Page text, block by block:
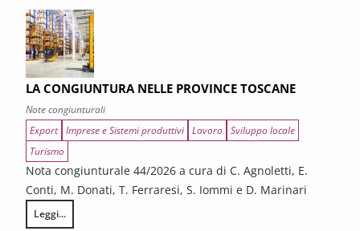
LA CONGIUNTURA NELLE PROVINCE TOSCANE
Note congiunturali
Export Imprese e Sistemi produttivi Lavoro Sviluppo locale
Turismo
Nota congiunturale 44/2026 a cura di C. Agnoletti, E.
Conti, M. Donati, T. Ferraresi, S. Iommi e D. Marinari
Leggi...
LA CONGIUNTURA NELLE PROVINCE TOSCANE